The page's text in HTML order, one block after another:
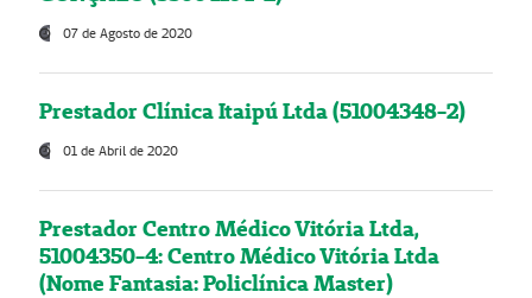
07 de Agosto de 2020
Prestador Clínica Itaipú Ltda (51004348-2)
01 de Abril de 2020
Prestador Centro Médico Vitória Ltda,
51004350-4: Centro Médico Vitória Ltda
(Nome Fantasia: Policlínica Master)